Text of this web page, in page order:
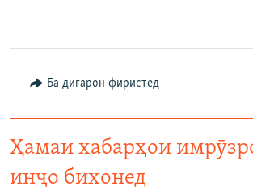
Ба дигарон фиристед
Ҳамаи хабарҳои
инҷо бихонед